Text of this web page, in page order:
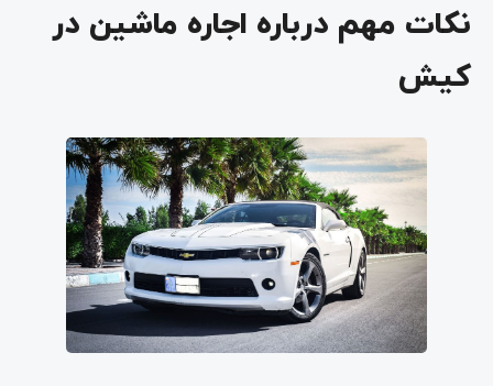
نکات مهم درباره اجاره ماشین در
کیش